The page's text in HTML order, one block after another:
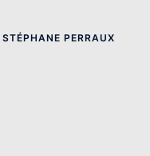
STÉPHANE PERRAUX